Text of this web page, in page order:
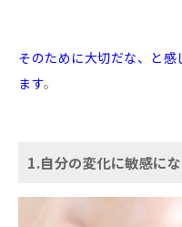
そのために大切だな、と
ます。
1.自分の変化に敏感に